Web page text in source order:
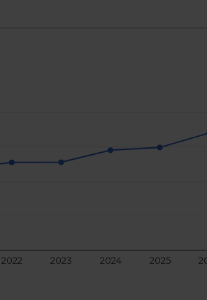
2022 2023 2024 2025